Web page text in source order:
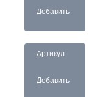
Добавить
Артикул
Добавить